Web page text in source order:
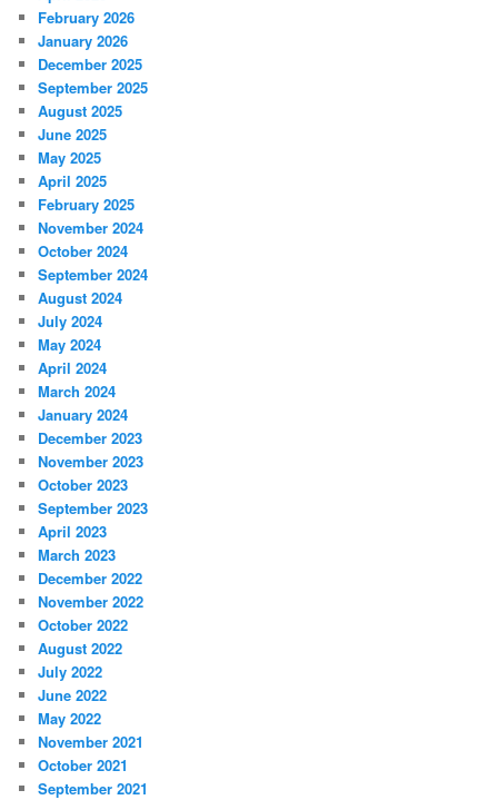
February 2026
January 2026
December 2025
September 2025
August 2025
June 2025
May 2025
April 2025
February 2025
November 2024
October 2024
September 2024
August 2024
July 2024
May 2024
April 2024
March 2024
January 2024
December 2023
November 2023
October 2023
September 2023
April 2023
March 2023
December 2022
November 2022
October 2022
August 2022
July 2022
June 2022
May 2022
November 2021
October 2021
September 2021